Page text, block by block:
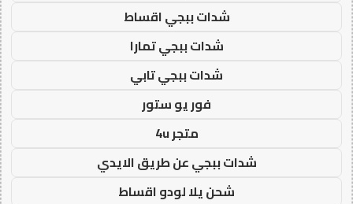
شدات ببجي اقساط
شدات ببجي تمارا
شدات ببجي تابي
فور يو ستور
متجر 4u
شدات ببجي عن طريق الايدي
شحن يلا لودو اقساط